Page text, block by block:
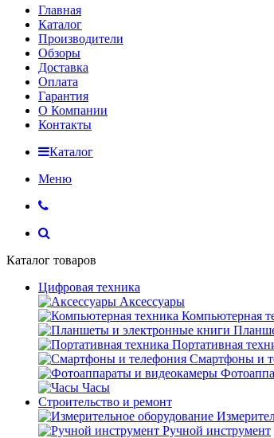
Главная
Каталог
Производители
Обзоры
Доставка
Оплата
Гарантия
О Компании
Контакты
Каталог
Меню
Каталог товаров
Цифровая техника
Аксессуары
Компьютерная
Портативная
Смартфоны и
Часы
Строительство и ремонт
Ручной инструмент